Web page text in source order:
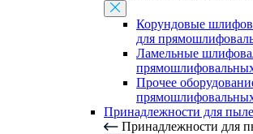
Корундовые
для
Ламельные
Прочее
Принадлежности для
Принадлежности для